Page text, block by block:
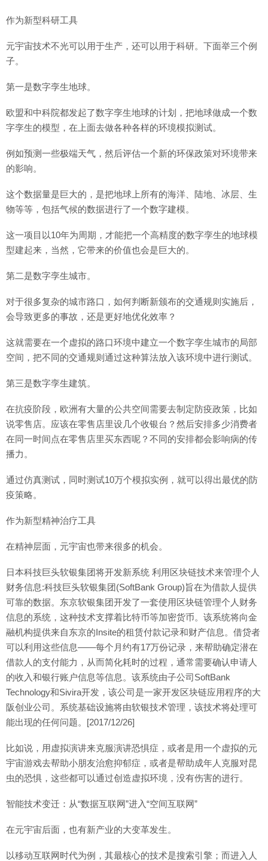
作为新型科研工具
元宇宙技术不光可以用于生产，还可以用于科研。下面举三个例
子。
第一是数字孪生地球。
欧盟和中科院都发起了数字孪生地球的计划，把地球做成一个数
字孪生的模型，在上面去做各种各样的环境模拟测试。
例如预测一些极端天气，然后评估一个新的环保政策对环境带来
的影响。
这个数据量是巨大的，是把地球上所有的海洋、陆地、冰层、生
物等等，包括气候的数据进行了一个数字建模。
这一项目以10年为周期，才能把一个高精度的数字孪生的地球模
型建起来，当然，它带来的价值也会是巨大的。
第二是数字孪生城市。
对于很多复杂的城市路口，如何判断新颁布的交通规则实施后，
会导致更多的事故，还是更好地优化效率？
这就需要在一个虚拟的路口环境中建立一个数字孪生城市的局部
空间，把不同的交通规则通过这种算法放入该环境中进行测试。
第三是数字孪生建筑。
在抗疫阶段，欧洲有大量的公共空间需要去制定防疫政策，比如
说零售店。应该在零售店里设几个收银台？然后安排多少消费者
在同一时间点在零售店里买东西呢？不同的安排都会影响病的传
播力。
通过仿真测试，同时测试10万个模拟实例，就可以得出最优的防
疫策略。
作为新型精神治疗工具
在精神层面，元宇宙也带来很多的机会。
日本科技巨头软银集团将开发新系统 利用区块链技术来管理个人
财务信息:科技巨头软银集团(SoftBank Group)旨在为借款人提供
可靠的数据。东京软银集团开发了一套使用区块链管理个人财务
信息的系统，这种技术支撑着比特币等加密货币。该系统将向金
融机构提供来自东京的Insite的租赁付款记录和财产信息。借贷者
可以利用这些信息——每个月约有17万份记录，来帮助确定潜在
借款人的支付能力，从而简化耗时的过程，通常需要确认申请人
的收入和银行账户信息等信息。该系统由子公司SoftBank
Technology和Sivira开发，该公司是一家开发区块链应用程序的大
阪创业公司。系统基础设施将由软银技术管理，该技术将处理可
能出现的任何问题。[2017/12/26]
比如说，用虚拟演讲来克服演讲恐惧症，或者是用一个虚拟的元
宇宙游戏去帮助小朋友治愈抑郁症，或者是帮助成年人克服对昆
虫的恐惧，这些都可以通过创造虚拟环境，没有伤害的进行。
智能技术变迁：从“数据互联网”进入“空间互联网”
在元宇宙后面，也有新产业的大变革发生。
以移动互联网时代为例，其最核心的技术是搜索引擎；而进入人